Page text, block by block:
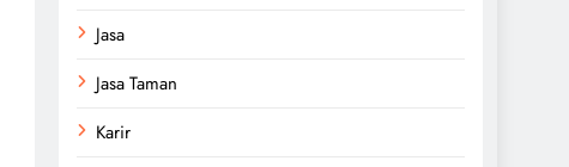
Jasa
Jasa Taman
Karir